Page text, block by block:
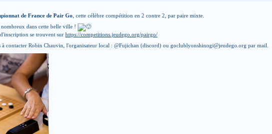
de France de Pair Go , cette célèbre compétition en 2 contre 2, par paire mixte.
dans cette belle ville !
se trouvent sur https://competitions.jeudego.org/pairgo/
à contacter Robin Chauvin, l'organisateur local : @Fujichan (discord) ou goclublyonshinogi@jeudego.org par mail.